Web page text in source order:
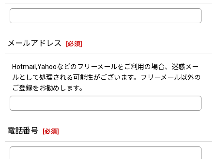
メールアドレス [必須]
Hotmail,Yahooなどのフリーメールをご利用の場合、迷惑メー
ルとして処理される可能性がございます。フリーメール以外の
ご登録をお勧めします。
電話番号 [必須]